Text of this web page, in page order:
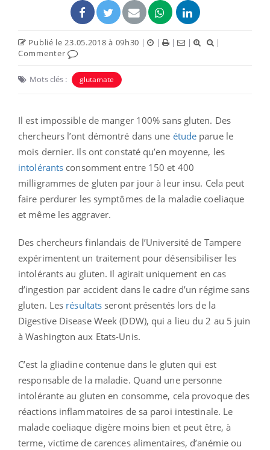
Publié le 23.05.2018 à 09h30 | | | |
|
Commenter
Mots clés : glutamate
Il est impossible de manger 100% sans gluten. Des
chercheurs l’ont démontré dans une étude parue le
mois dernier. Ils ont constaté qu’en moyenne, les
intolérants consomment entre 150 et 400
milligrammes de gluten par jour à leur insu. Cela peut
faire perdurer les symptômes de la maladie coeliaque
et même les aggraver.
Des chercheurs finlandais de l’Université de Tampere
expérimentent un traitement pour désensibiliser les
intolérants au gluten. Il agirait uniquement en cas
d’ingestion par accident dans le cadre d’un régime sans
gluten. Les résultats seront présentés lors de la
Digestive Disease Week (DDW), qui a lieu du 2 au 5 juin
à Washington aux Etats-Unis.
C’est la gliadine contenue dans le gluten qui est
responsable de la maladie. Quand une personne
intolérante au gluten en consomme, cela provoque des
réactions inflammatoires de sa paroi intestinale. Le
malade coeliaque digère moins bien et peut être, à
terme, victime de carences alimentaires, d’anémie ou